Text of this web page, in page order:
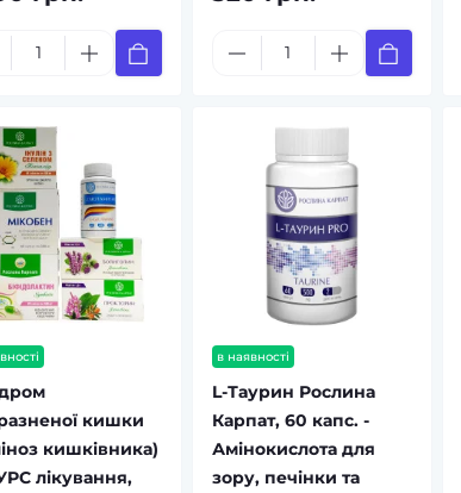
кишки
кишківника)
лікування,
в наявності
L-Таурин Рослина
Карпат, 60 капс. -
Амінокислота для
зору, печінки та